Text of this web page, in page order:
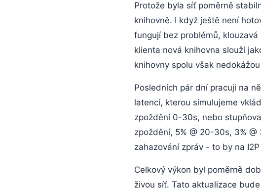
Protože byla síť poměrně
knihovně. I když ještě není
fungují bez problémů,
klienta nová knihovna slouží
knihovny spolu však
Posledních pár dní pracuji na
latencí, kterou simulujeme
zpoždění 0-30s, nebo
zpoždění, 5% @ 20-30s, 3%
zahazování zpráv - to by na
Celkový výkon byl poměrně
živou síť. Tato aktualizace